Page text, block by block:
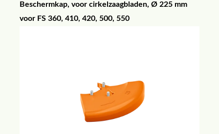
Beschermkap, voor cirkelzaagbladen, Ø 225 mm
voor FS 360, 410, 420, 500, 550